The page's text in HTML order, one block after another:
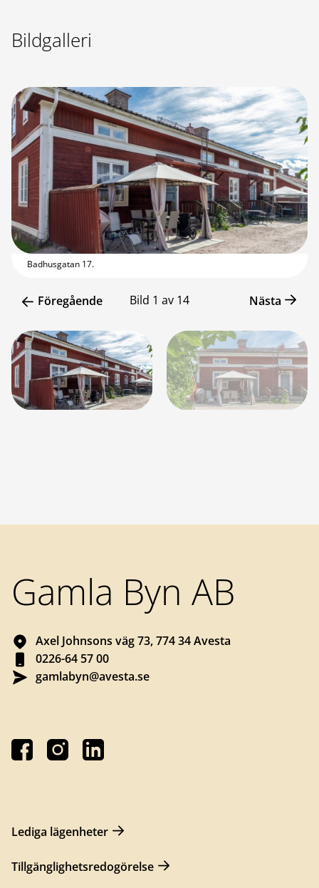
Bildgalleri
Badhusgatan 17.
Föregående Bild 1 av 14 Nästa
Gamla Byn AB
Axel Johnsons väg 73, 774 34 Avesta
0226-64 57 00
gamlabyn@avesta.se
Lediga lägenheter
Tillgänglighetsredogörelse